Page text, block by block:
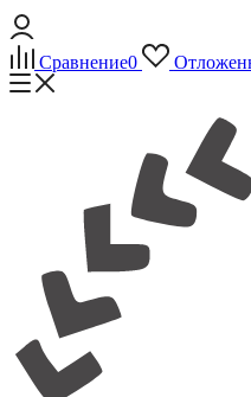
Сравнение0